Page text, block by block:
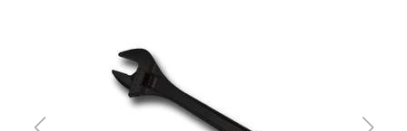
Reservdelar